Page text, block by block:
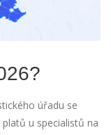
úřadu se
u specialistů na